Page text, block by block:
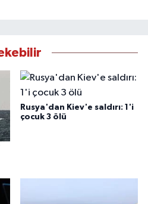
Rusya'dan Kiev'e saldırı: 1'i
çocuk 3 ölü